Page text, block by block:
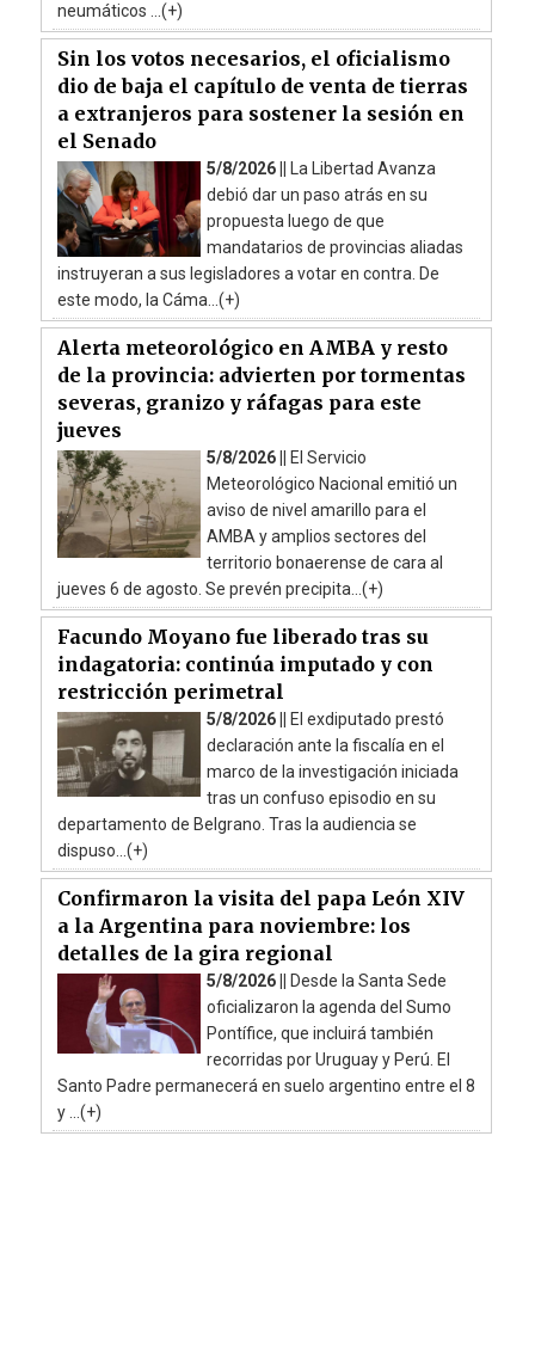
neumáticos ...(+)
Sin los votos necesarios, el oficialismo
dio de baja el capítulo de venta de tierras
a extranjeros para sostener la sesión en
el Senado
5/8/2026 ||
La Libertad Avanza
debió dar un paso atrás en su
propuesta luego de que
mandatarios de provincias aliadas
instruyeran a sus legisladores a votar en contra. De
este modo, la Cáma...(+)
Alerta meteorológico en AMBA y resto
de la provincia: advierten por tormentas
severas, granizo y ráfagas para este
jueves
5/8/2026 ||
El Servicio
Meteorológico Nacional emitió un
aviso de nivel amarillo para el
AMBA y amplios sectores del
territorio bonaerense de cara al
jueves 6 de agosto. Se prevén precipita...(+)
Facundo Moyano fue liberado tras su
indagatoria: continúa imputado y con
restricción perimetral
5/8/2026 ||
El exdiputado prestó
declaración ante la fiscalía en el
marco de la investigación iniciada
tras un confuso episodio en su
departamento de Belgrano. Tras la audiencia se
dispuso...(+)
Confirmaron la visita del papa León XIV
a la Argentina para noviembre: los
detalles de la gira regional
5/8/2026 ||
Desde la Santa Sede
oficializaron la agenda del Sumo
Pontífice, que incluirá también
recorridas por Uruguay y Perú. El
Santo Padre permanecerá en suelo argentino entre el 8
y ...(+)